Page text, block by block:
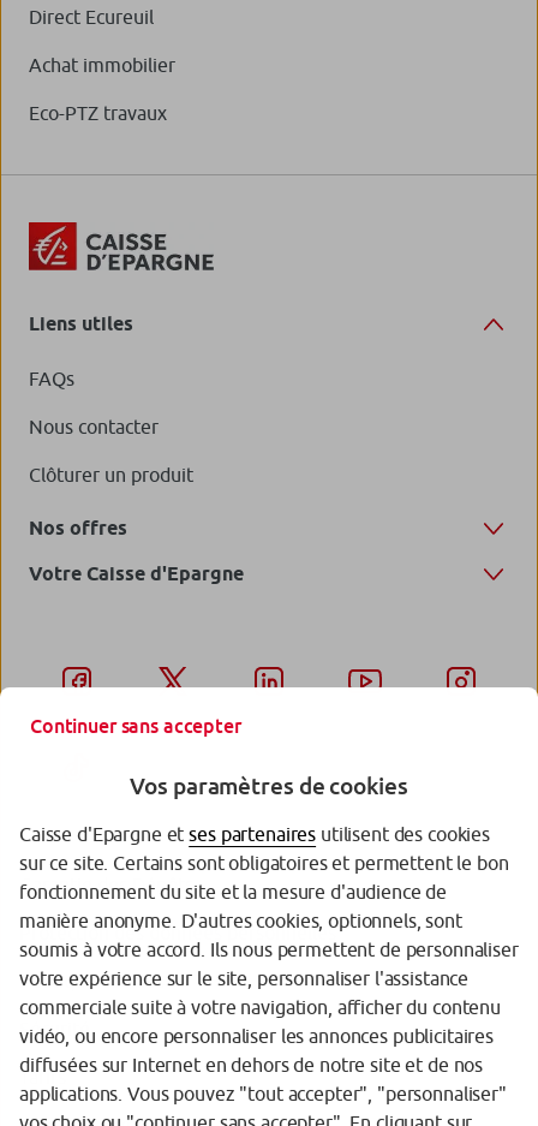
Direct Ecureuil
Achat immobilier
Eco-PTZ travaux
Liens utiles
FAQs
Nous contacter
Clôturer un produit
Nos offres
Votre Caisse d'Epargne
Garantie des Dépôts
Protection des données personnelles
Politique cookies
Sécurité
Tarifs
Continuer sans accepter
Vos paramètres de cookies
Caisse d'Epargne etses partenaires utilisent des cookies
sur ce site. Certains sont obligatoires et permettent le bon
fonctionnement du site et la mesure d'audience de
manière anonyme. D'autres cookies, optionnels, sont
soumis à votre accord. Ils nous permettent de personnaliser
votre expérience sur le site, personnaliser l'assistance
commerciale suite à votre navigation, afficher du contenu
vidéo, ou encore personnaliser les annonces publicitaires
diffusées sur Internet en dehors de notre site et de nos
applications. Vous pouvez "tout accepter", "personnaliser"